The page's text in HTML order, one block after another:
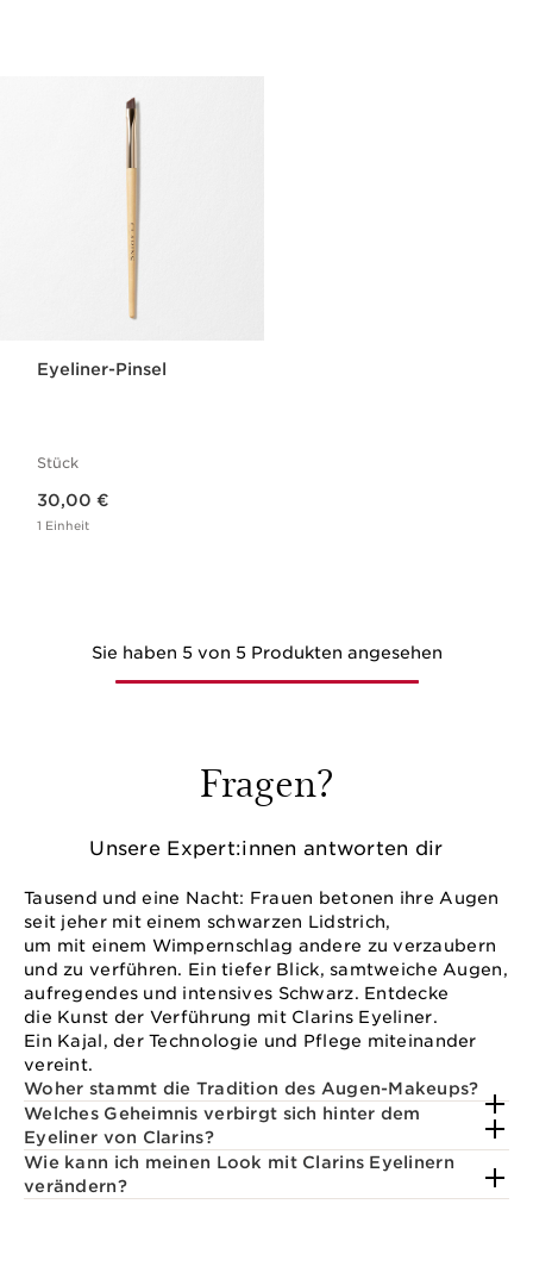
Eyeliner-Pinsel
Stück
30,00 €
1 Einheit
Sie haben 5 von 5 Produkten angesehen
Fragen?
Unsere Expert:innen antworten dir
Tausend und eine Nacht: Frauen betonen ihre Augen
seit jeher mit einem schwarzen Lidstrich,
um mit einem Wimpernschlag andere zu verzaubern
und zu verführen. Ein tiefer Blick, samtweiche Augen,
aufregendes und intensives Schwarz. Entdecke
die Kunst der Verführung mit Clarins Eyeliner.
Ein Kajal, der Technologie und Pflege miteinander
vereint.
Woher stammt die Tradition des Augen-Makeups?
Welches Geheimnis verbirgt sich hinter dem
Eyeliner von Clarins?
Wie kann ich meinen Look mit Clarins Eyelinern
verändern?